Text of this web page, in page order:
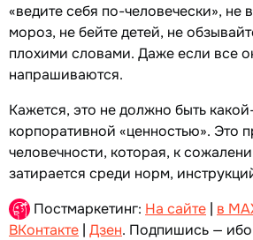
«ведите себя по-человечески», не
мороз, не бейте детей, не
плохими словами. Даже если все
напрашиваются.
Кажется, это не должно быть
корпоративной «ценностью». Это
человечности, которая, к
затирается среди норм,
Постмаркетинг: На сайте | в
ВКонтакте | Дзен. Подпишись — ибо